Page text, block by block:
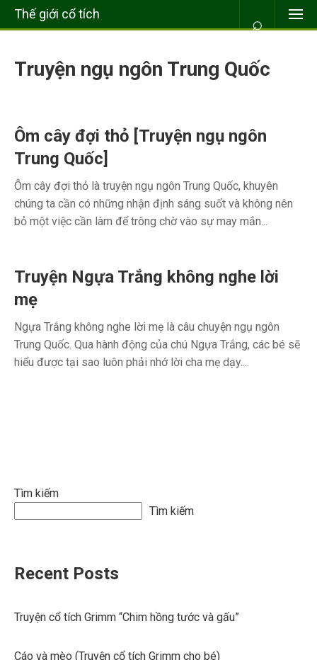
Thế giới cổ tích ⌕
Truyện ngụ ngôn Trung Quốc
Ôm cây đợi thỏ [Truyện ngụ ngôn
Trung Quốc]
Ôm cây đợi thỏ là truyện ngụ ngôn Trung Quốc, khuyên
chúng ta cần có những nhận định sáng suốt và không nên
bỏ một việc cần làm để trông chờ vào sự may mắn...
Truyện Ngựa Trắng không nghe lời
mẹ
Ngựa Trắng không nghe lời mẹ là câu chuyện ngụ ngôn
Trung Quốc. Qua hành động của chú Ngựa Trắng, các bé sẽ
hiểu được tại sao luôn phải nhớ lời cha mẹ dạy....
Tìm kiếm
Tìm kiếm
Recent Posts
Truyện cổ tích Grimm “Chim hồng tước và gấu”
Cáo và mèo (Truyện cổ tích Grimm cho bé)